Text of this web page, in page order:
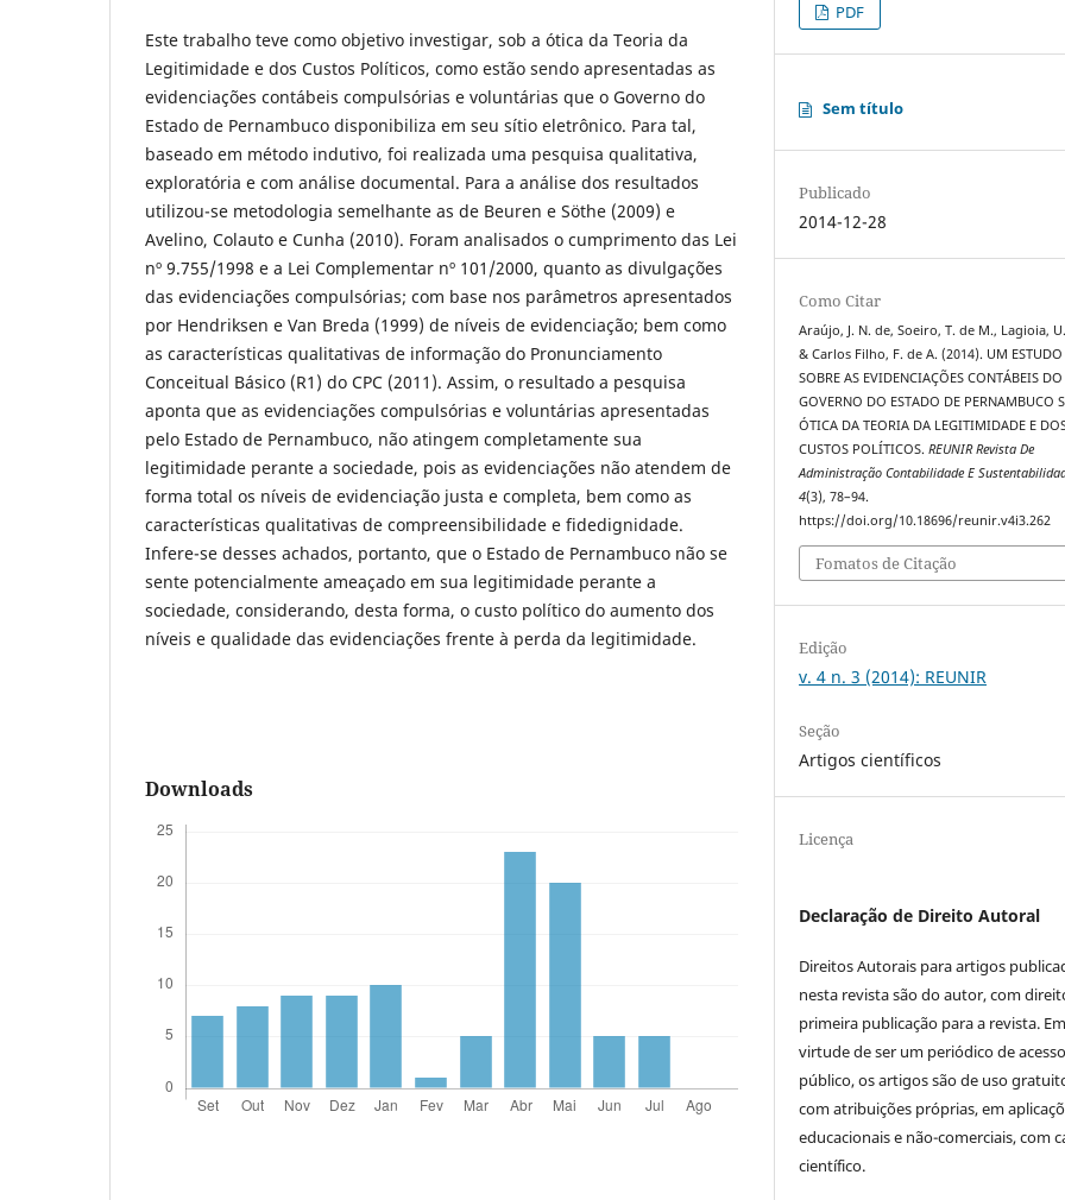
Este trabalho teve como objetivo investigar, sob a ótica da Teoria da
Legitimidade e dos Custos Políticos, como estão sendo apresentadas as
evidenciações contábeis compulsórias e voluntárias que o Governo do
Estado de Pernambuco disponibiliza em seu sítio eletrônico. Para tal,
baseado em método indutivo, foi realizada uma pesquisa qualitativa,
exploratória e com análise documental. Para a análise dos resultados
utilizou-se metodologia semelhante as de Beuren e Söthe (2009) e
Avelino, Colauto e Cunha (2010). Foram analisados o cumprimento das Lei
nº 9.755/1998 e a Lei Complementar nº 101/2000, quanto as divulgações
das evidenciações compulsórias; com base nos parâmetros apresentados
por Hendriksen e Van Breda (1999) de níveis de evidenciação; bem como
as características qualitativas de informação do Pronunciamento
Conceitual Básico (R1) do CPC (2011). Assim, o resultado a pesquisa
aponta que as evidenciações compulsórias e voluntárias apresentadas
pelo Estado de Pernambuco, não atingem completamente sua
legitimidade perante a sociedade, pois as evidenciações não atendem de
forma total os níveis de evidenciação justa e completa, bem como as
características qualitativas de compreensibilidade e fidedignidade.
Infere-se desses achados, portanto, que o Estado de Pernambuco não se
sente potencialmente ameaçado em sua legitimidade perante a
sociedade, considerando, desta forma, o custo político do aumento dos
níveis e qualidade das evidenciações frente à perda da legitimidade.
Downloads
PDF
Sem título
Publicado
2014-12-28
Como Citar
Araújo, J. N. de, Soeiro, T. de M., Lagioia,
& Carlos Filho, F. de A. (2014). UM ESTUDO
SOBRE AS EVIDENCIAÇÕES CONTÁBEIS DO
GOVERNO DO ESTADO DE PERNAMBUCO
ÓTICA DA TEORIA DA LEGITIMIDADE E
CUSTOS POLÍTICOS.REUNIR Revista De
Administração Contabilidade E
4(3), 78–94.
https://doi.org/10.18696/reunir.v4i3.262
Fomatos de Citação
Edição
v. 4 n. 3 (2014): REUNIR
Seção
Artigos científicos
Licença
Declaração de Direito Autoral
Direitos Autorais para artigos
nesta revista são do autor, com
primeira publicação para a revista. Em
virtude de ser um periódico de acesso
público, os artigos são de uso
com atribuições próprias, em
educacionais e não-comerciais, com
científico.